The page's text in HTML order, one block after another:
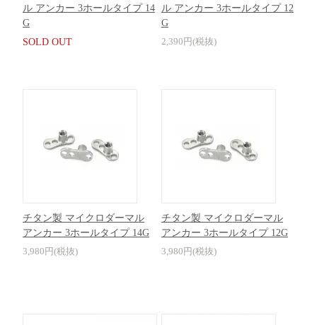
ル アンカー 3ホールタイプ 14
G
SOLD OUT
ル アンカー 3ホールタイプ 12
G
2,390円(税抜)
チタン製 マイクロダーマル
アンカー 3ホールタイプ 14G
3,980円(税抜)
チタン製 マイクロダーマル
アンカー 3ホールタイプ 12G
3,980円(税抜)